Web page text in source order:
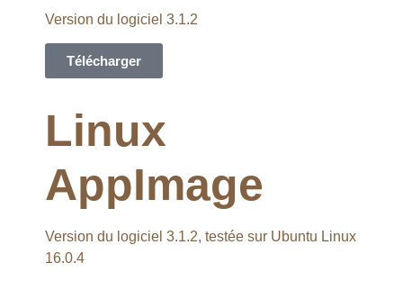
Version du logiciel 3.1.2
Télécharger
Linux
AppImage
Version du logiciel 3.1.2, testée sur Ubuntu Linux
16.0.4